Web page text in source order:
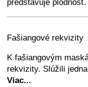
predstavuje plodnosť.
+ − ⛶
Fašiangové rekvizity
K fašiangovým
rekvizity. Slúžili
Viac...